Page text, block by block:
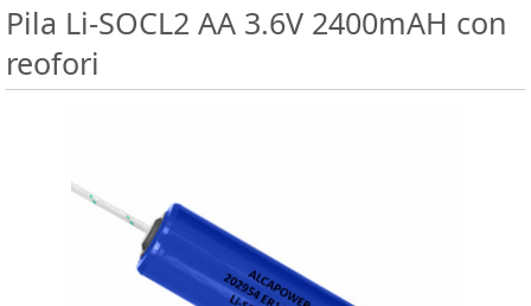
Pila Li-SOCL2 AA 3.6V 2400mAH con
reofori